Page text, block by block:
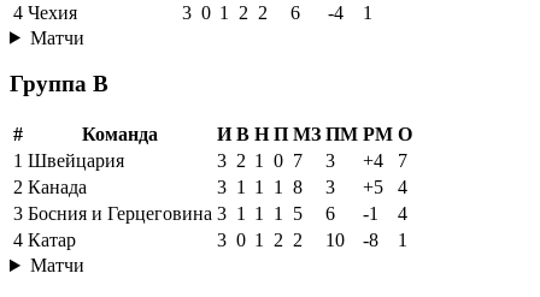
4 Чехия 3 0 1 2 2 6 -4
1
Матчи
Группа B
# Команда И В Н П МЗ ПМ РМ О
1 Швейцария 3 2 1 0 7 3 +4
7
2 Канада 3 1 1 1 8 3 +5
4
3 Босния и Герцеговина 3 1 1 1 5 6 -1
4
4 Катар 3 0 1 2 2 10 -8
1
Матчи